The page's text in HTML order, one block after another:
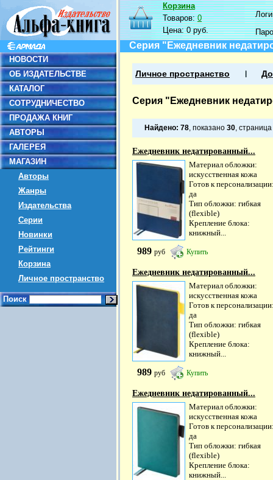
НОВОСТИ
ОБ ИЗДАТЕЛЬСТВЕ
КАТАЛОГ
СОТРУДНИЧЕСТВО
ПРОДАЖА КНИГ
АВТОРЫ
ГАЛЕРЕЯ
МАГАЗИН
Авторы
Жанры
Издательства
Серии
Новинки
Рейтинги
Корзина
Личное пространство
Поиск
Корзина
Товаров:0
Цена:0 руб.
Серия "Ежедневник
Личное пространство
Серия "Ежедневник
Найдено: 78, показано 30, страница
Ежедневник недатированный...
Материал обложки:
искусственная кожа
Готов к
да
Тип обложки: гибкая
(flexible)
Крепление блока:
книжный...
989 руб Купить
Ежедневник недатированный...
Материал обложки:
искусственная кожа
Готов к
да
Тип обложки: гибкая
(flexible)
Крепление блока:
книжный...
989 руб Купить
Ежедневник недатированный...
Материал обложки:
искусственная кожа
Готов к
да
Тип обложки: гибкая
(flexible)
Крепление блока:
книжный...